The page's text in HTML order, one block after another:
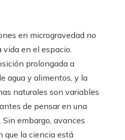
en microgravedad no
vida en el espacio.
prolongada a
agua y alimentos, y la
naturales son variables
de pensar en una
embargo, avances
que la ciencia está